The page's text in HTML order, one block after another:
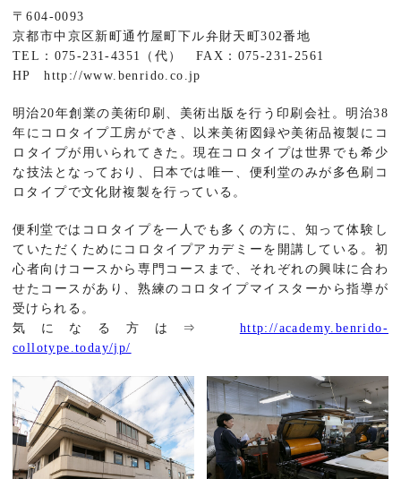
〒604-0093
京都市中京区新町通竹屋町下ル弁財天町302番地
TEL：075-231-4351（代） FAX：075-231-2561
HP http://www.benrido.co.jp
明治20年創業の美術印刷、美術出版を行う印刷会社。明治38
年にコロタイプ工房ができ、以来美術図録や美術品複製にコ
ロタイプが用いられてきた。現在コロタイプは世界でも希少
な技法となっており、日本では唯一、便利堂のみが多色刷コ
ロタイプで文化財複製を行っている。
便利堂ではコロタイプを一人でも多くの方に、知って体験し
ていただくためにコロタイプアカデミーを開講している。初
心者向けコースから専門コースまで、それぞれの興味に合わ
せたコースがあり、熟練のコロタイプマイスターから指導が
受けられる。
気になる方は⇒ http://academy.benrido-
collotype.today/jp/